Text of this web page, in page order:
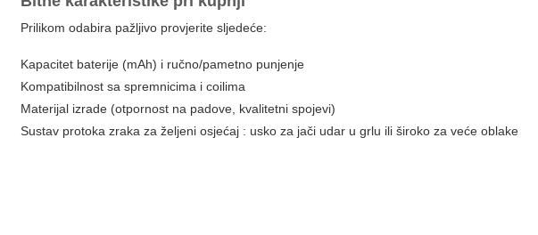
Prilikom odabira pažljivo provjerite sljedeće:
Kapacitet baterije (mAh) i ručno/pametno punjenje
Kompatibilnost sa spremnicima i coilima
Materijal izrade (otpornost na padove, kvalitetni spojevi)
Sustav protoka zraka za željeni osjećaj : usko za jači udar u grlu ili široko za veće oblake